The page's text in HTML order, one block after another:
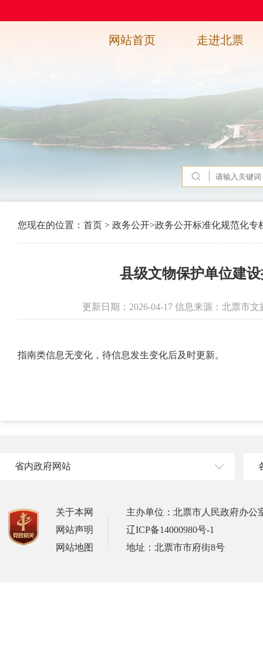
网站首页 走进北票
您现在的位置： 首页 > 政务公开>政务公开标准化规范化专
县级文物保护单位建
更新日期：2026-04-17 信息来源：北票市
指南类信息无变化，待信息发生变化后及时更新。
省内政府网站
关于本网
网站声明
网站地图
主办单位：北票市人民政府办公
辽ICP备14000980号-1
地址：北票市市府街8号